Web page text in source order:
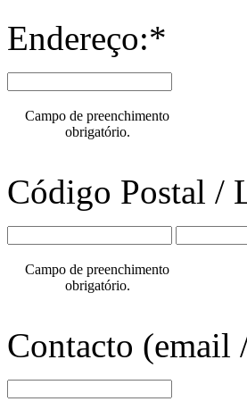
Endereço:*
Campo de preenchimento
obrigatório.
Código Postal /
Campo de preenchimento
obrigatório.
Contacto (email